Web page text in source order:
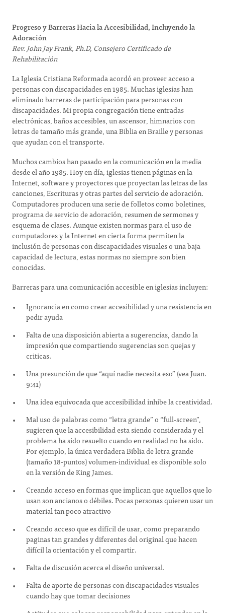
Progreso y Barreras Hacia la Accesibilidad, Incluyendo la
Adoración
Rev. John Jay Frank, Ph.D, Consejero Certificado de
Rehabilitación
La Iglesia Cristiana Reformada acordó en proveer acceso a
personas con discapacidades en 1985. Muchas iglesias han
eliminado barreras de participación para personas con
discapacidades. Mi propia congregación tiene entradas
electrónicas, baños accesibles, un ascensor, himnarios con
letras de tamaño más grande, una Biblia en Braille y personas
que ayudan con el transporte.
Muchos cambios han pasado en la comunicación en la media
desde el año 1985. Hoy en día, iglesias tienen páginas en la
Internet, software y proyectores que proyectan las letras de las
canciones, Escrituras y otras partes del servicio de adoración.
Computadores producen una serie de folletos como boletines,
programa de servicio de adoración, resumen de sermones y
esquema de clases. Aunque existen normas para el uso de
computadores y la Internet en cierta forma permiten la
inclusión de personas con discapacidades visuales o una baja
capacidad de lectura, estas normas no siempre son bien
conocidas.
Barreras para una comunicación accesible en iglesias incluyen:
Ignorancia en como crear accesibilidad y una resistencia en
pedir ayuda
Falta de una disposición abierta a sugerencias, dando la
impresión que compartiendo sugerencias son quejas y
criticas.
Una presunción de que “aquí nadie necesita eso” (vea Juan.
9:41)
Una idea equivocada que accesibilidad inhibe la creatividad.
Mal uso de palabras como “letra grande” o “full-screen”,
sugieren que la accesibilidad esta siendo considerada y el
problema ha sido resuelto cuando en realidad no ha sido.
Por ejemplo, la única verdadera Biblia de letra grande
(tamaño 18-puntos) volumen-individual es disponible solo
en la versión de King James.
Creando acceso en formas que implican que aquellos que lo
usan son ancianos o débiles. Pocas personas quieren usar un
material tan poco atractivo
Creando acceso que es difícil de usar, como preparando
paginas tan grandes y diferentes del original que hacen
difícil la orientación y el compartir.
Falta de discusión acerca el diseño universal.
Falta de aporte de personas con discapacidades visuales
cuando hay que tomar decisiones